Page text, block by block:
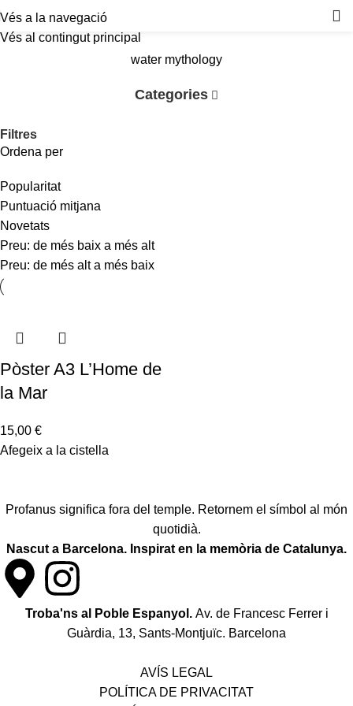
Vés a la navegació
Vés al contingut principal
water mythology
Categories
Filtres
Ordena per
Popularitat
Puntuació mitjana
Novetats
Preu: de més baix a més alt
Preu: de més alt a més baix
Pòster A3 L’Home de
la Mar
15,00 €
Afegeix a la cistella
Profanus significa fora del temple. Retornem el símbol al món
quotidià.
Nascut a Barcelona. Inspirat en la memòria de Catalunya.
Troba'ns al Poble Espanyol. Av. de Francesc Ferrer i
Guàrdia, 13, Sants-Montjuïc. Barcelona
AVÍS LEGAL
POLÍTICA DE PRIVACITAT